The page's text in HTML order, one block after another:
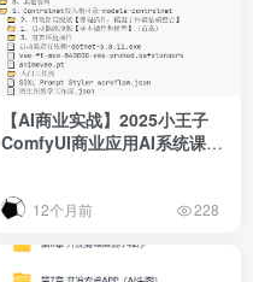
【AI商业实战】2025小王子
ComfyUI商业应用AI系统课
12个月前 228